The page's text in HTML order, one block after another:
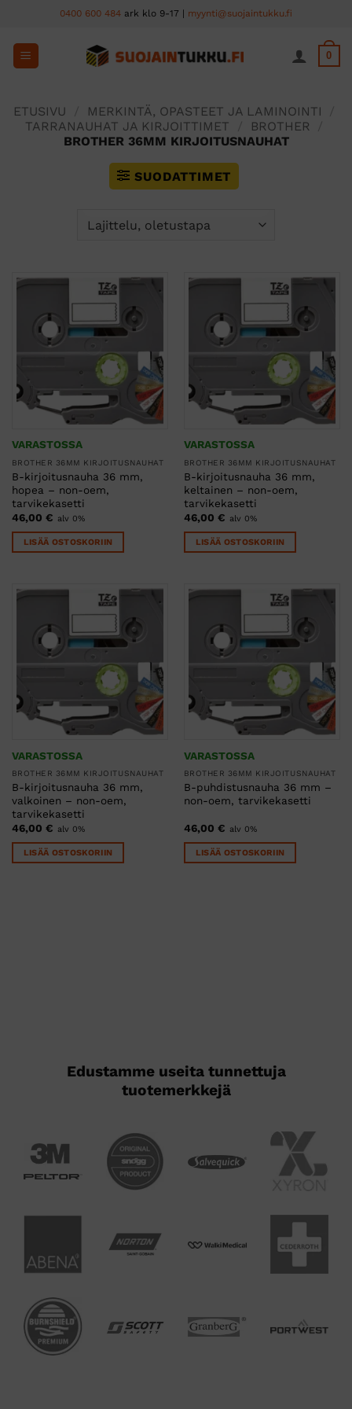
content
0400 600 484 ark klo 9-17 | myynti@suojaintukku.fi
0
ETUSIVU MERKINTÄ, OPASTEET JA LAMINOINTI
TARRANAUHAT JA KIRJOITTIMET
BROTHER
BROTHER 36MM KIRJOITUSNAUHAT
SUODATTIMET
VARASTOSSA
BROTHER 36MM KIRJOITUSNAUHAT
B-kirjoitusnauha 36 mm,
hopea – non-oem,
tarvikekasetti
46,00 € alv 0%
LISÄÄ OSTOSKORIIN
VARASTOSSA
BROTHER 36MM KIRJOITUSNAUHAT
B-kirjoitusnauha 36 mm,
keltainen – non-oem,
tarvikekasetti
46,00 € alv 0%
LISÄÄ OSTOSKORIIN
VARASTOSSA
BROTHER 36MM KIRJOITUSNAUHAT
B-kirjoitusnauha 36 mm,
valkoinen – non-oem,
tarvikekasetti
46,00 € alv 0%
LISÄÄ OSTOSKORIIN
VARASTOSSA
BROTHER 36MM KIRJOITUSNAUHAT
B-puhdistusnauha 36 mm –
non-oem, tarvikekasetti
46,00 € alv 0%
LISÄÄ OSTOSKORIIN
Edustamme useita tunnettuja
tuotemerkkejä